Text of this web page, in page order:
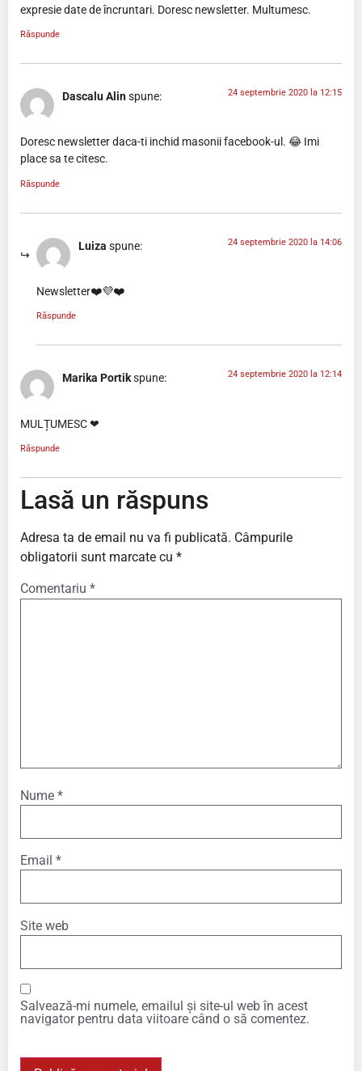
expresie date de încruntari. Doresc newsletter. Multumesc.
Răspunde
Dascalu Alinspune: 24 septembrie 2020 la 12:15
Doresc newsletter daca-ti inchid masonii facebook-ul. 😂 Imi
place sa te citesc.
Răspunde
Luiza spune: 24 septembrie 2020 la 14:06
Newsletter❤️💜❤️
Răspunde
Marika Portikspune: 24 septembrie 2020 la 12:14
MULȚUMESC ❤
Răspunde
Lasă un răspuns
Adresa ta de email nu va fi publicată. Câmpurile
obligatorii sunt marcate cu *
Comentariu *
Nume *
Email *
Site web
Salvează-mi numele, emailul și site-ul web în acest
navigator pentru data viitoare când o să comentez.